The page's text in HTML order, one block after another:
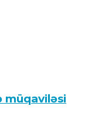
müqaviləsi